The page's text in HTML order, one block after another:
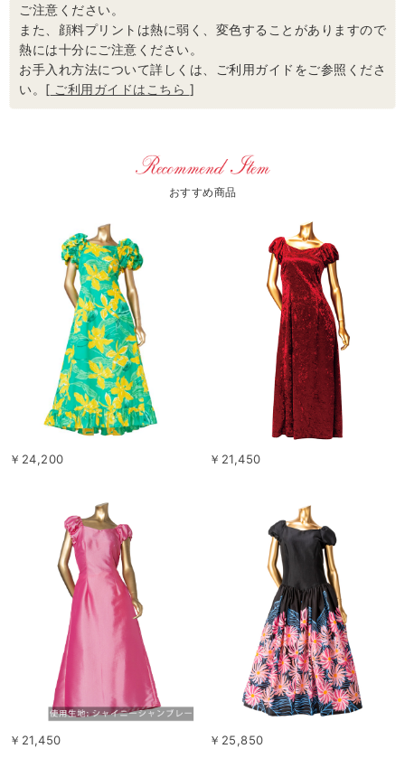
ご注意ください。
また、顔料プリントは熱に弱く、変色することがありますので
熱には十分にご注意ください。
お手入れ方法について詳しくは、ご利用ガイドをご参照くださ
い。[ ご利用ガイドはこちら ]
おすすめ商品
￥24,200 ￥21,450
￥21,450 ￥25,850